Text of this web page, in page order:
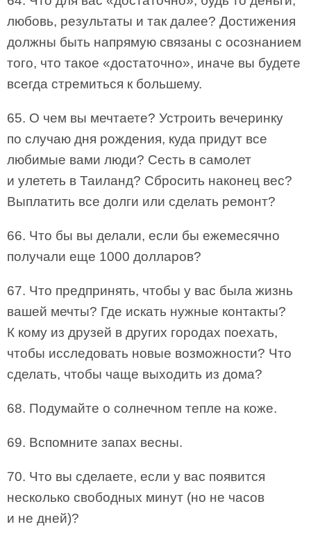
любовь, результаты и так далее? Достижения
должны быть напрямую связаны с осознанием
того, что такое «достаточно», иначе вы будете
всегда стремиться к большему.
65. О чем вы мечтаете? Устроить вечеринку
по случаю дня рождения, куда придут все
любимые вами люди? Сесть в самолет
и улететь в Таиланд? Сбросить наконец вес?
Выплатить все долги или сделать ремонт?
66. Что бы вы делали, если бы ежемесячно
получали еще 1000 долларов?
67. Что предпринять, чтобы у вас была жизнь
вашей мечты? Где искать нужные контакты?
К кому из друзей в других городах поехать,
чтобы исследовать новые возможности? Что
сделать, чтобы чаще выходить из дома?
68. Подумайте о солнечном тепле на коже.
69. Вспомните запах весны.
70. Что вы сделаете, если у вас появится
несколько свободных минут (но не часов
и не дней)?